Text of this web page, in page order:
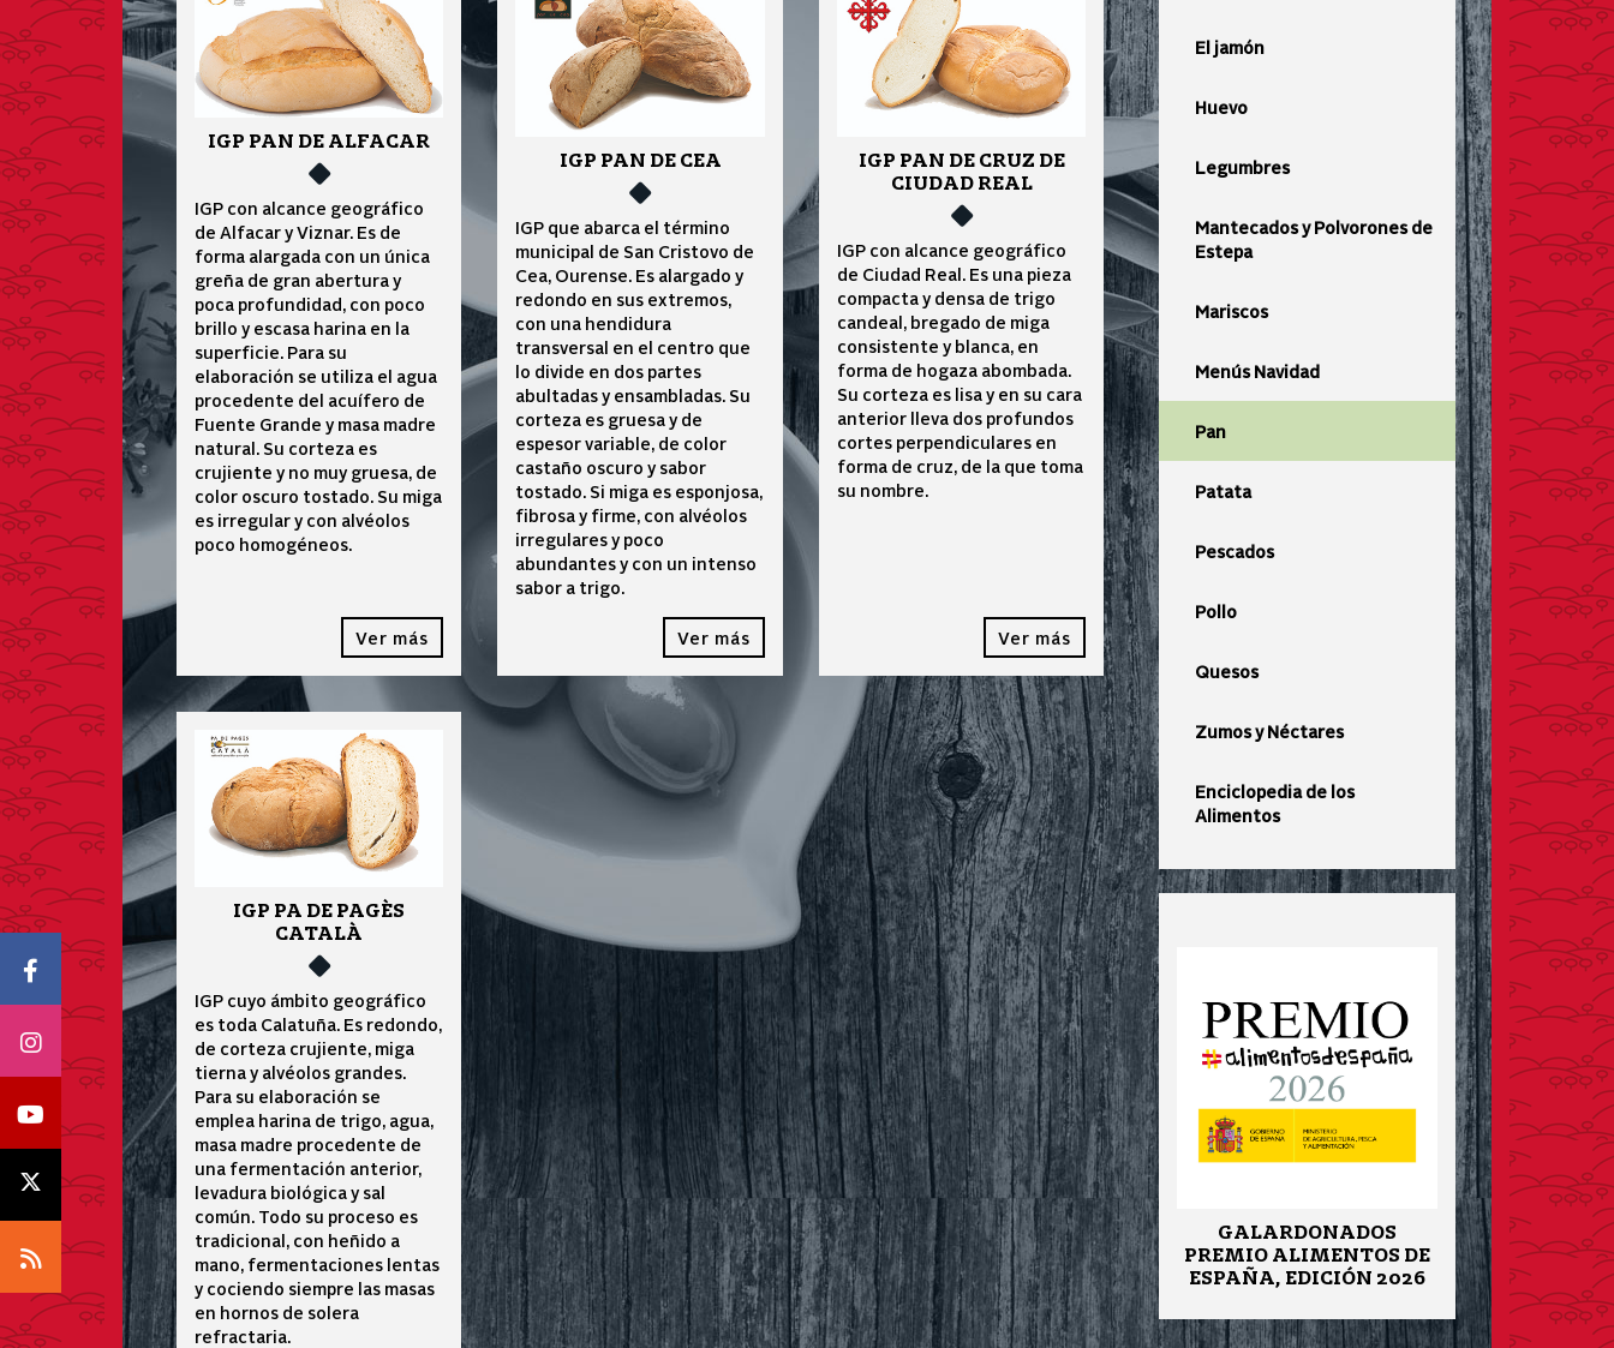
Icono Facebook
Icono Instagram
Icono Youtube
Icono X
Icono RSS
IGP PAN DE ALFACAR
IGP con alcance geográfico
de Alfacar y Viznar. Es de
forma alargada con un única
greña de gran abertura y
poca profundidad, con poco
brillo y escasa harina en la
superficie. Para su
elaboración se utiliza el agua
procedente del acuífero de
Fuente Grande y masa madre
natural. Su corteza es
crujiente y no muy gruesa, de
color oscuro tostado. Su miga
es irregular y con alvéolos
poco homogéneos.
Ver más
IGP PAN DE CEA
IGP que abarca el término
municipal de San Cristovo de
Cea, Ourense. Es alargado y
redondo en sus extremos,
con una hendidura
transversal en el centro que
lo divide en dos partes
abultadas y ensambladas. Su
corteza es gruesa y de
espesor variable, de color
castaño oscuro y sabor
tostado. Si miga es esponjosa,
fibrosa y firme, con alvéolos
irregulares y poco
abundantes y con un intenso
sabor a trigo.
Ver más
IGP PAN DE CRUZ DE
CIUDAD REAL
IGP con alcance geográfico
de Ciudad Real. Es una pieza
compacta y densa de trigo
candeal, bregado de miga
consistente y blanca, en
forma de hogaza abombada.
Su corteza es lisa y en su cara
anterior lleva dos profundos
cortes perpendiculares en
forma de cruz, de la que toma
su nombre.
Ver más
IGP PA DE PAGÈS
CATALÀ
IGP cuyo ámbito geográfico
es toda Calatuña. Es redondo,
de corteza crujiente, miga
tierna y alvéolos grandes.
Para su elaboración se
emplea harina de trigo, agua,
masa madre procedente de
una fermentación anterior,
levadura biológica y sal
común. Todo su proceso es
tradicional, con heñido a
mano, fermentaciones lentas
y cociendo siempre las masas
en hornos de solera
refractaria.
El jamón
Huevo
Legumbres
Mantecados y Polvorones de
Estepa
Mariscos
Menús Navidad
Pan
Patata
Pescados
Pollo
Quesos
Zumos y Néctares
Enciclopedia de los
Alimentos
GALARDONADOS
PREMIO ALIMENTOS DE
ESPAÑA, EDICIÓN 2026